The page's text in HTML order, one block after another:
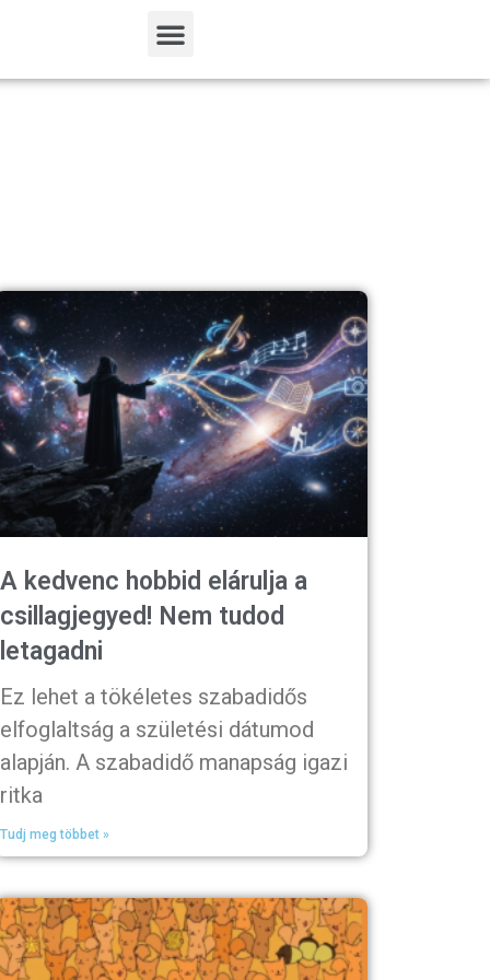
A kedvenc hobbid elárulja a
csillagjegyed! Nem tudod
letagadni
Ez lehet a tökéletes szabadidős
elfoglaltság a születési dátumod
alapján. A szabadidő manapság igazi
ritka
Tudj meg többet »